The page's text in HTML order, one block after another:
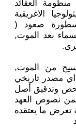
العقائد
الاغريقية
صعود (
بعد الموت,
من الموت,
مصدر تاريخي
وتدقيق أصل
نصوص العهد
تعرض ما يعتقده